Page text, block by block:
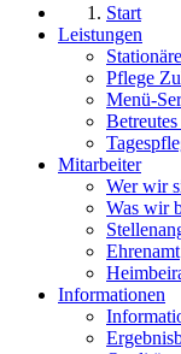
Start
Leistungen
Pflege
Menü-
Mitarbeiter
Wer wir
Was wir
Ehrenamt
Informationen